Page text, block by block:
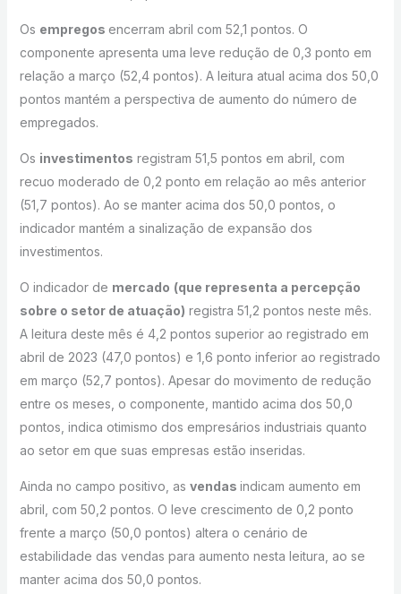
Os empregos encerram abril com 52,1 pontos. O
componente apresenta uma leve redução de 0,3 ponto em
relação a março (52,4 pontos). A leitura atual acima dos 50,0
pontos mantém a perspectiva de aumento do número de
empregados.
Os investimentos registram 51,5 pontos em abril, com
recuo moderado de 0,2 ponto em relação ao mês anterior
(51,7 pontos). Ao se manter acima dos 50,0 pontos, o
indicador mantém a sinalização de expansão dos
investimentos.
O indicador de mercado (que representa a percepção
sobre o setor de atuação) registra 51,2 pontos neste mês.
A leitura deste mês é 4,2 pontos superior ao registrado em
abril de 2023 (47,0 pontos) e 1,6 ponto inferior ao registrado
em março (52,7 pontos). Apesar do movimento de redução
entre os meses, o componente, mantido acima dos 50,0
pontos, indica otimismo dos empresários industriais quanto
ao setor em que suas empresas estão inseridas.
Ainda no campo positivo, as vendas indicam aumento em
abril, com 50,2 pontos. O leve crescimento de 0,2 ponto
frente a março (50,0 pontos) altera o cenário de
estabilidade das vendas para aumento nesta leitura, ao se
manter acima dos 50,0 pontos.